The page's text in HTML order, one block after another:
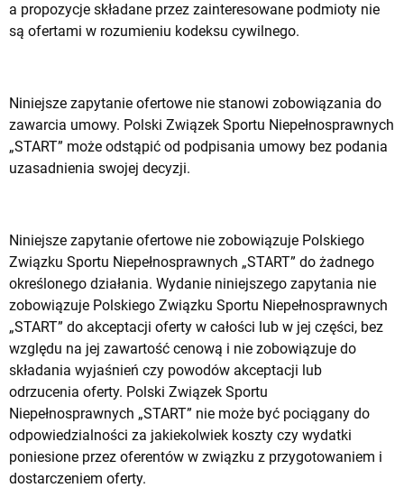
a propozycje składane przez zainteresowane podmioty nie
są ofertami w rozumieniu kodeksu cywilnego.
Niniejsze zapytanie ofertowe nie stanowi zobowiązania do
zawarcia umowy. Polski Związek Sportu Niepełnosprawnych
„START” może odstąpić od podpisania umowy bez podania
uzasadnienia swojej decyzji.
Niniejsze zapytanie ofertowe nie zobowiązuje Polskiego
Związku Sportu Niepełnosprawnych „START” do żadnego
określonego działania. Wydanie niniejszego zapytania nie
zobowiązuje Polskiego Związku Sportu Niepełnosprawnych
„START” do akceptacji oferty w całości lub w jej części, bez
względu na jej zawartość cenową i nie zobowiązuje do
składania wyjaśnień czy powodów akceptacji lub
odrzucenia oferty. Polski Związek Sportu
Niepełnosprawnych „START” nie może być pociągany do
odpowiedzialności za jakiekolwiek koszty czy wydatki
poniesione przez oferentów w związku z przygotowaniem i
dostarczeniem oferty.